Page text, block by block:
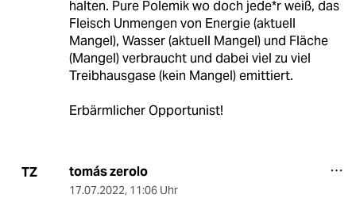
halten. Pure Polemik wo doch jede*r weiß, das
Fleisch Unmengen von Energie (aktuell
Mangel), Wasser (aktuell Mangel) und Fläche
(Mangel) verbraucht und dabei viel zu viel
Treibhausgase (kein Mangel) emittiert.
Erbärmlicher Opportunist!
TZ tomás zerolo
17.07.2022, 11:06 Uhr